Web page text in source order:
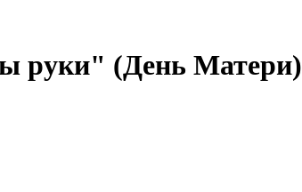
руки" (День Матери)